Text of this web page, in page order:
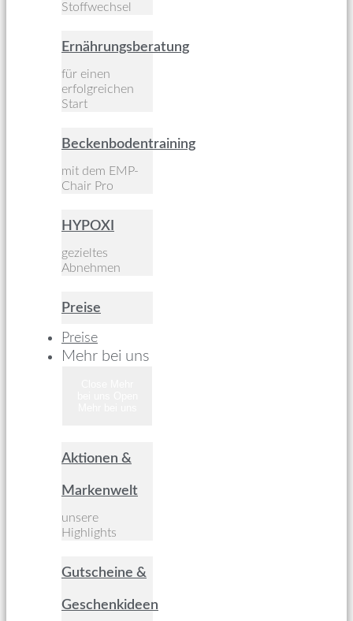
Stoffwechsel
Ernährungsberatung
für einen
erfolgreichen
Start
Beckenbodentraining
mit dem EMP-
Chair Pro
HYPOXI
gezieltes
Abnehmen
Preise
Preise
Mehr bei uns
Aktionen &
Markenwelt
unsere
Highlights
Gutscheine &
Geschenkideen